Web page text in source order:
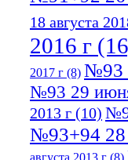
18 августа
2016 г
2017 г (8) №93
№93 29
2013 г (10)
№93+94 28